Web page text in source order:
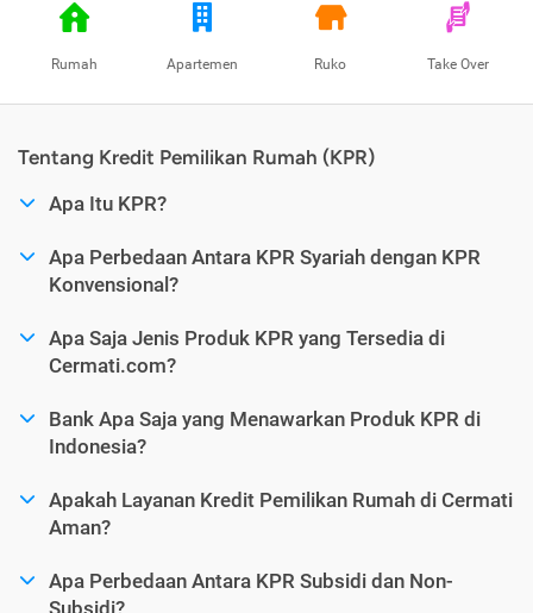
Rumah Apartemen Ruko Take Over
Tentang Kredit Pemilikan Rumah (KPR)
Apa Itu KPR?
Apa Perbedaan Antara KPR Syariah dengan KPR
Konvensional?
Apa Saja Jenis Produk KPR yang Tersedia di
Cermati.com?
Bank Apa Saja yang Menawarkan Produk KPR di
Indonesia?
Apakah Layanan Kredit Pemilikan Rumah di Cermati
Aman?
Apa Perbedaan Antara KPR Subsidi dan Non-
Subsidi?